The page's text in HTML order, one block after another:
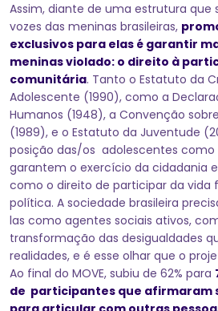
Assim, diante de uma estrutura que
vozes das meninas brasileiras,
exclusivos para elas é garantir
meninas violado: o direito à
comunitária. Tanto o Estatuto da
Adolescente (1990), como a
Humanos (1948), a Convenção
(1989), e o Estatuto da Juventude
posição das/os adolescentes como
garantem o exercício da cidadania
como o direito de participar da vida
política. A sociedade brasileira
las como agentes sociais ativos,
transformação das desigualdades
realidades, e é esse olhar que o
Ao final do MOVE, subiu de 62% para
de participantes que afirmaram